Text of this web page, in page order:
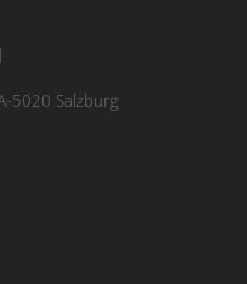
5020 Salzburg